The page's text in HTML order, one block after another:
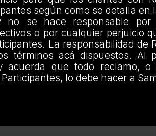
según como se detalla en
no se hace responsable
o por cualquier perjuicio
La responsabilidad de
términos acá dispuestos. Al
acuerda que todo reclamo, o
lo debe hacer a